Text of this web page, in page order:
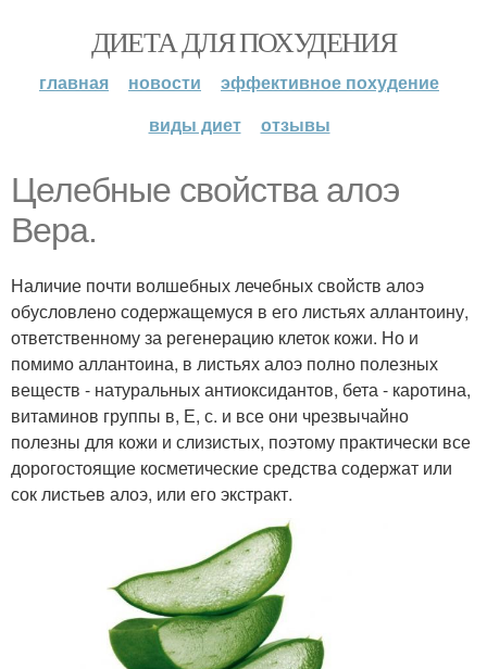
ДИЕТА ДЛЯ ПОХУДЕНИЯ
главная новости
эффективное похудение
виды диет
отзывы
Целебные свойства алоэ
Вера.
Наличие почти волшебных лечебных свойств алоэ
обусловлено содержащемуся в его листьях аллантоину,
ответственному за регенерацию клеток кожи. Но и
помимо аллантоина, в листьях алоэ полно полезных
веществ - натуральных антиоксидантов, бета - каротина,
витаминов группы в, Е, с. и все они чрезвычайно
полезны для кожи и слизистых, поэтому практически все
дорогостоящие косметические средства содержат или
сок листьев алоэ, или его экстракт.